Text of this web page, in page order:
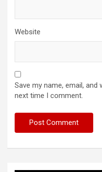
Website
Save my name, email,
next time I comment.